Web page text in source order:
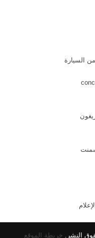
السيارة
خريطة الموقع